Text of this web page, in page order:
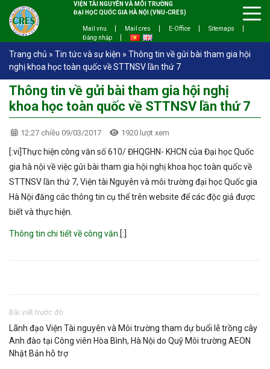
VIỆN TÀI NGUYÊN VÀ MÔI TRƯỜNG
ĐẠI HỌC QUỐC GIA HÀ NỘI (VNU-CRES)
Mail vnu Mail cres E-Office
Sitemaps
Đăng nhập
Trang chủ » Tin tức và sự kiện » Thông tin về gửi bài tham gia hội
nghị khoa học toàn quốc về STTNSV lần thứ 7
Thông tin về gửi bài tham gia hội nghị
khoa học toàn quốc về STTNSV lần thứ 7
12:27 chiều 09/03/2017 1920 lượt xem
[:vi]Thực hiện công văn số 610/ ĐHQGHN- KHCN của Đại học Quốc
gia hà nội về việc gửi bài tham gia hội nghị khoa học toàn quốc về
STTNSV lần thứ 7, Viện tài Nguyên và môi trường đại học Quốc gia
Hà Nội đăng các thông tin cụ thể trên website để các độc giả được
biết và thực hiện.
Thông tin chi tiết về công văn. [:]
Bài viết trước đó
Lãnh đạo Viện Tài nguyên và Môi trường tham dự buổi lễ trồng cây
Anh đào tại Công viên Hòa Bình, Hà Nội do Quỹ Môi trường AEON
Nhật Bản hỗ trợ